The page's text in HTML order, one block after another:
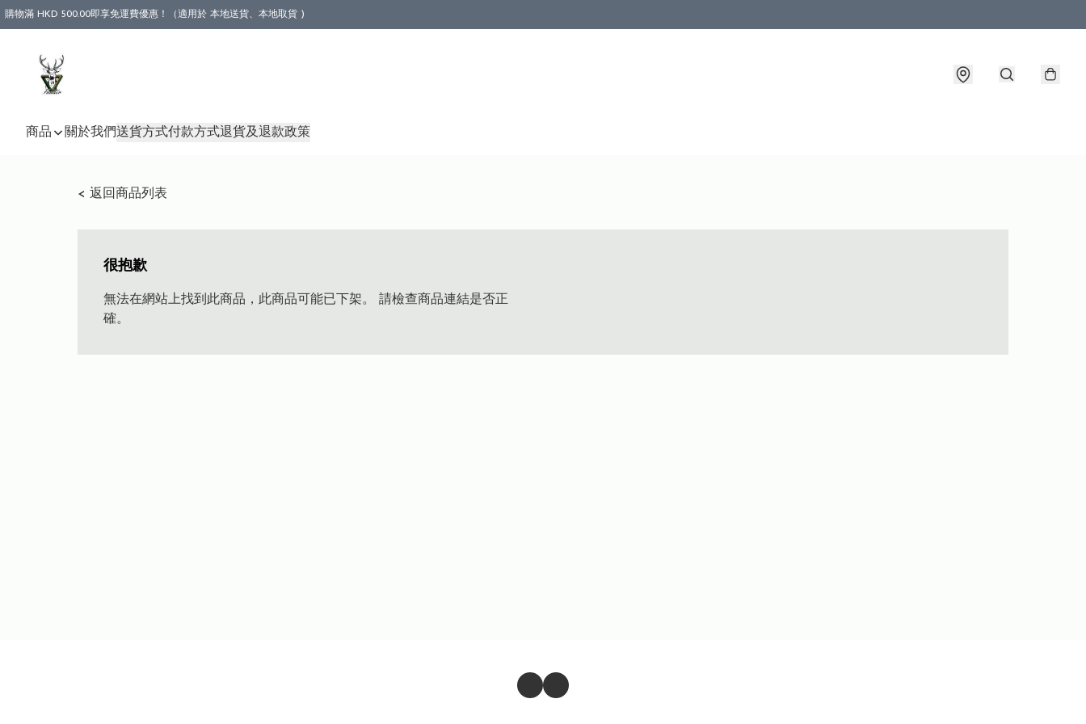
購物滿 HKD 500.00即享免運費優惠！（適用於 本地送貨、本地取貨 )
商品 關於我們送貨方式付款方式退貨及退款政策
< 返回商品列表
很抱歉
無法在網站上找到此商品，此商品可能已下架。 請檢查商品連結是否正
確。